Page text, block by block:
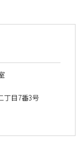
丁目7番3号